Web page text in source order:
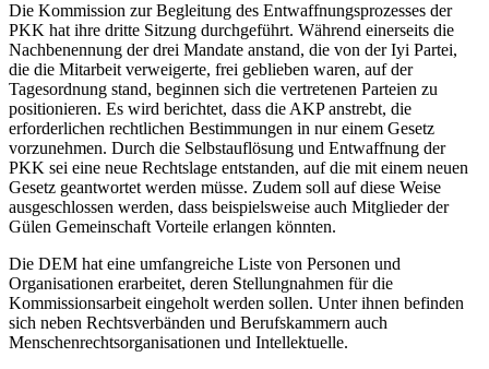
Die Kommission zur Begleitung des Entwaffnungsprozesses der
PKK hat ihre dritte Sitzung durchgeführt. Während einerseits die
Nachbenennung der drei Mandate anstand, die von der Iyi Partei,
die die Mitarbeit verweigerte, frei geblieben waren, auf der
Tagesordnung stand, beginnen sich die vertretenen Parteien zu
positionieren. Es wird berichtet, dass die AKP anstrebt, die
erforderlichen rechtlichen Bestimmungen in nur einem Gesetz
vorzunehmen. Durch die Selbstauflösung und Entwaffnung der
PKK sei eine neue Rechtslage entstanden, auf die mit einem neuen
Gesetz geantwortet werden müsse. Zudem soll auf diese Weise
ausgeschlossen werden, dass beispielsweise auch Mitglieder der
Gülen Gemeinschaft Vorteile erlangen könnten.
Die DEM hat eine umfangreiche Liste von Personen und
Organisationen erarbeitet, deren Stellungnahmen für die
Kommissionsarbeit eingeholt werden sollen. Unter ihnen befinden
sich neben Rechtsverbänden und Berufskammern auch
Menschenrechtsorganisationen und Intellektuelle.